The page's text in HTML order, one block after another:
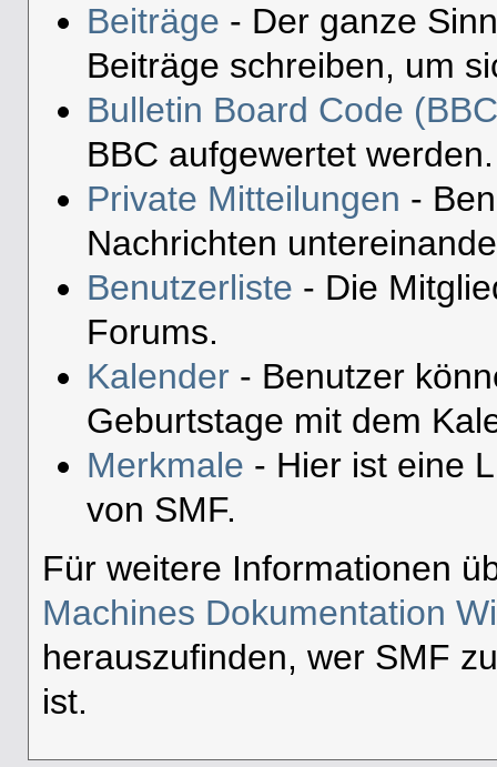
Beiträge - Der ganze
Beiträge schreiben, um
Bulletin Board Code
BBC aufgewertet werden.
Private Mitteilungen -
Nachrichten
Benutzerliste - Die
Forums.
Kalender - Benutzer
Geburtstage mit dem
Merkmale - Hier ist eine
von SMF.
Für weitere Informationen
Machines Dokumentation
herauszufinden, wer SMF
ist.